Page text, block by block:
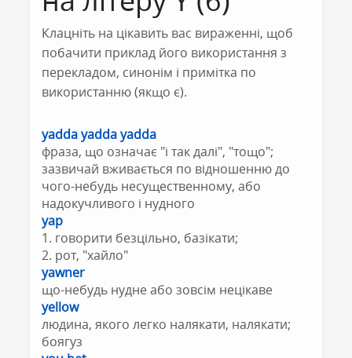
Клацніть на цікавить вас вираженні, щоб
побачити приклад його використання з
перекладом, синонім і примітка по
використанню (якщо є).
yadda yadda yadda
фраза, що означає "і так далі", "тощо";
зазвичай вживається по відношенню до
чого-небудь несущественному, або
надокучливого і нудного
yap
1. говорити безцільно, базікати;
2. рот, "хайло"
yawner
що-небудь нудне або зовсім нецікаве
yellow
людина, якого легко налякати, налякати;
боягуз